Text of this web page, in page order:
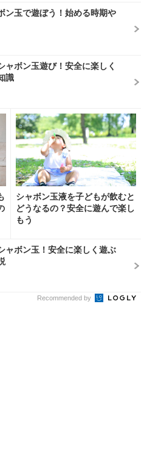
ン玉で遊ぼう！始める時期や
ャボン玉遊び！安全に楽しく
識
シャボン玉液を子どもが飲むと
どうなるの？安全に遊んで楽し
もう
ャボン玉！安全に楽しく遊ぶ
Recommended by